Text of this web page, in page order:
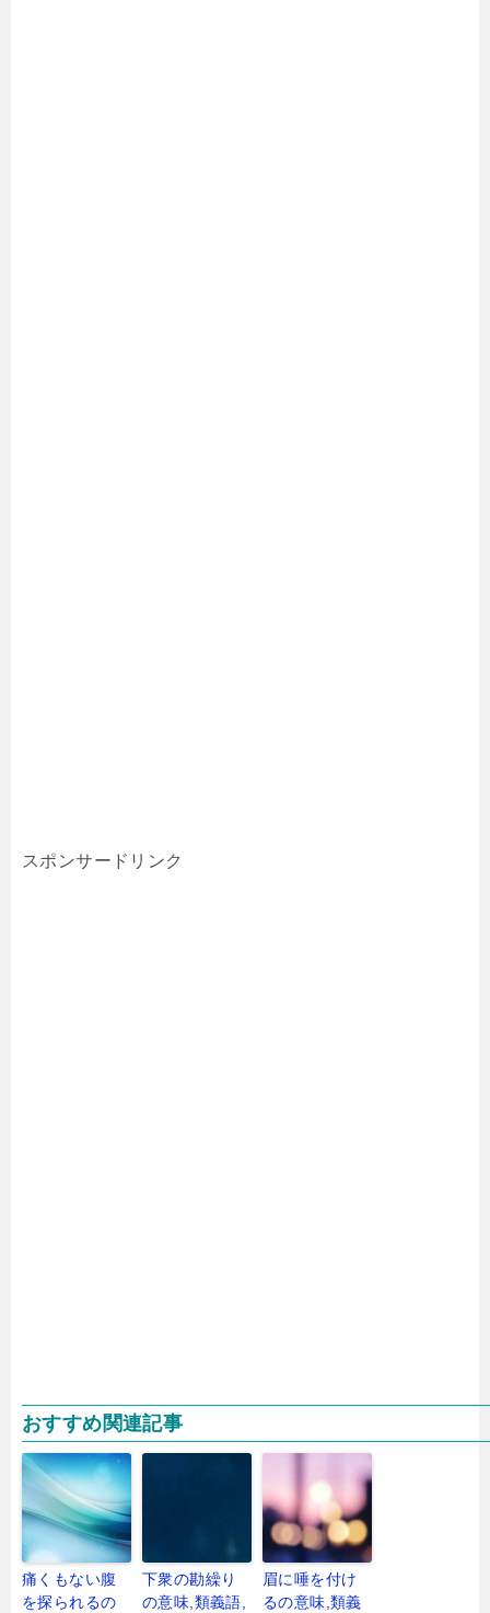
スポンサードリンク
おすすめ関連記事
痛くもない腹
を探られるの
下衆の勘繰り
の意味,類義語,
眉に唾を付け
るの意味,類義